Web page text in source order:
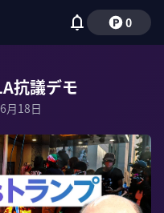
0
抗議デモ
月18日